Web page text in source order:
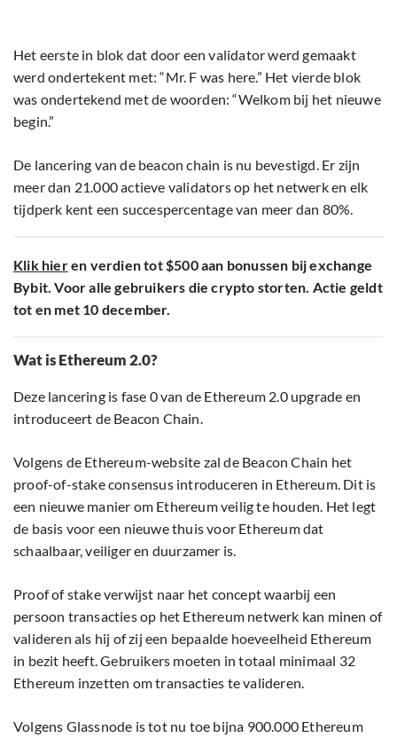
Het eerste in blok dat door een validator werd gemaakt
werd ondertekent met: “Mr. F was here.” Het vierde blok
was ondertekend met de woorden: “Welkom bij het nieuwe
begin.”
De lancering van de beacon chain is nu bevestigd. Er zijn
meer dan 21.000 actieve validators op het netwerk en elk
tijdperk kent een succespercentage van meer dan 80%.
Klik hieren verdien tot $500 aan bonussen bij exchange
Bybit. Voor alle gebruikers die crypto storten. Actie geldt
tot en met 10 december.
Wat is Ethereum 2.0?
Deze lancering is fase 0 van de Ethereum 2.0 upgrade en
introduceert de Beacon Chain.
Volgens de Ethereum-website zal de Beacon Chain het
proof-of-stake consensus introduceren in Ethereum. Dit is
een nieuwe manier om Ethereum veilig te houden. Het legt
de basis voor een nieuwe thuis voor Ethereum dat
schaalbaar, veiliger en duurzamer is.
Proof of stake verwijst naar het concept waarbij een
persoon transacties op het Ethereum netwerk kan minen of
valideren als hij of zij een bepaalde hoeveelheid Ethereum
in bezit heeft. Gebruikers moeten in totaal minimaal 32
Ethereum inzetten om transacties te valideren.
Volgens Glassnode is tot nu toe bijna 900.000 Ethereum